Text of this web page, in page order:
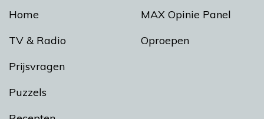
Home
TV & Radio
Prijsvragen
Puzzels
MAX Opinie Panel
Oproepen